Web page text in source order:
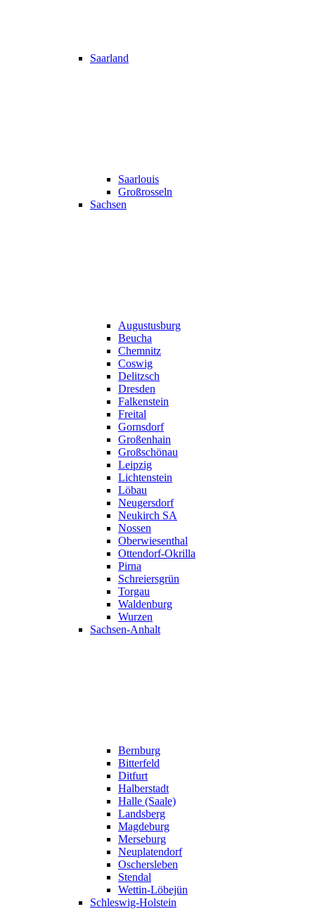
Saarland
Saarlouis
Großrosseln
Sachsen
Augustusburg
Beucha
Chemnitz
Coswig
Delitzsch
Dresden
Falkenstein
Freital
Gornsdorf
Großenhain
Großschönau
Leipzig
Lichtenstein
Löbau
Neugersdorf
Neukirch SA
Nossen
Oberwiesenthal
Ottendorf-Okrilla
Pirna
Schreiersgrün
Torgau
Waldenburg
Wurzen
Sachsen-Anhalt
Bernburg
Bitterfeld
Ditfurt
Halberstadt
Halle (Saale)
Landsberg
Magdeburg
Merseburg
Neuplatendorf
Oschersleben
Stendal
Wettin-Löbejün
Schleswig-Holstein